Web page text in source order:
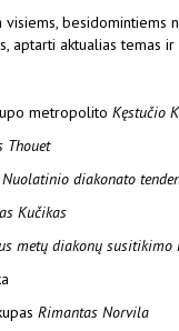
besidomintiems
aptarti aktualias temas
metropolito Kęstučio
Thouet
diakonato
Kučikas
metų diakonų
Rimantas Norvila